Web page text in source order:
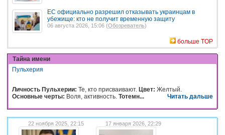
ЕС официально разрешил отказывать украинцам в
убежище: кто не получит временную защиту
06 августа 2026, 15:06 (Обозреватель)
больше TOP
Тайна имени
Пульхерия
Личность Пульхерии: Те, кто присваивают. Цвет: Желтый.
Основные черты: Воля, активность. Тотемн... Читать дальше
22 ноября 2025, 22:15 17 января 2026, 22:29